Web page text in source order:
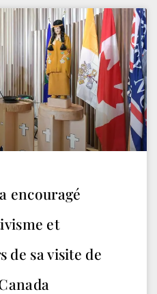
encouragé
et
de sa visite de